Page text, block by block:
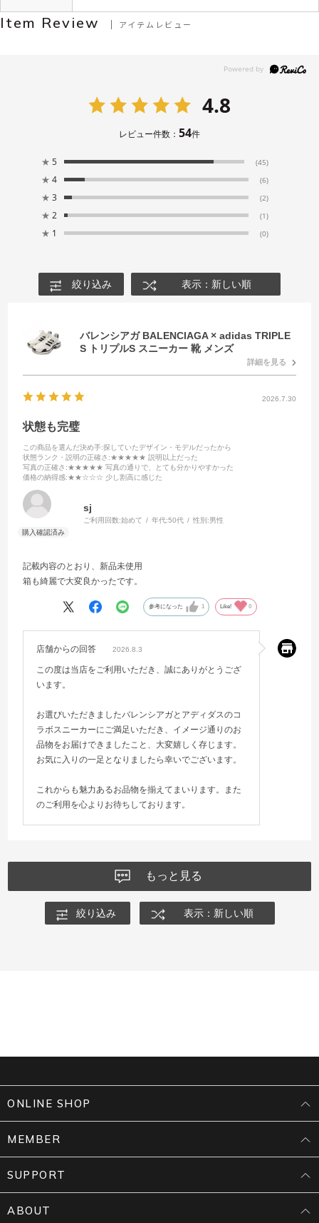
Item Review アイテムレビュー
4.8
レビュー件数： 54件
★ 5 (45)
★ 4 (6)
★ 3 (2)
★ 2 (1)
★ 1 (0)
絞り込み 表示：新しい順
バレンシアガ BALENCIAGA × adidas TRIPLE
S トリプルS スニーカー 靴 メンズ
詳細を見る
2026.7.30
状態も完璧
この商品を選んだ決め手:探していたデザイン・モデルだったから
状態ランク・説明の正確さ :★★★★★ 説明以上だった
写真の正確さ :★★★★★ 写真の通りで、とても分かりやすかった
価格の納得感:★★☆☆☆ 少し割高に感じた
sj
ご利用回数:始めて 年代:50代 性別:男性
記載内容のとおり、新品未使用
箱も綺麗で大変良かったです。
参考になった 1 Like! 0
店舗からの回答 2026.8.3
この度は当店をご利用いただき、誠にありがとうござ
います。
お選びいただきましたバレンシアガとアディダスのコ
ラボスニーカーにご満足いただき、イメージ通りのお
品物をお届けできましたこと、大変嬉しく存じます。
お気に入りの一足となりましたら幸いでございます。
これからも魅力あるお品物を揃えてまいります。また
のご利用を心よりお待ちしております。
もっと見る
絞り込み 表示：新しい順
ONLINE SHOP
MEMBER
SUPPORT
ABOUT